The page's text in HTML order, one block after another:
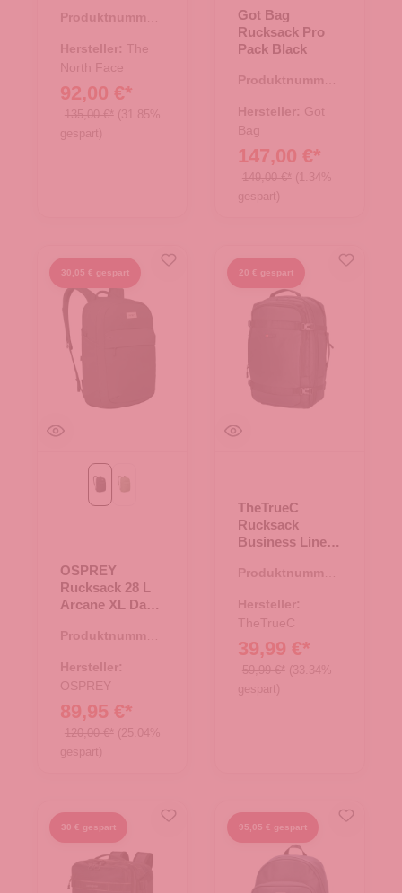
Produktnummer:
Hersteller: The
North Face
92,00 €*
135,00 €* (31.85%
gespart)
Got Bag
Rucksack Pro
Pack Black
Produktnummer:
Hersteller: Got
Bag
147,00 €*
149,00 €* (1.34%
gespart)
30,05 € gespart
Blackbotanica heather
OSPREY
Rucksack 28 L
Arcane XL Day
Produktnummer:
Hersteller:
OSPREY
89,95 €*
120,00 €* (25.04%
gespart)
20 € gespart
TheTrueC
Rucksack
Business Line -
Produktnummer:
Hersteller:
TheTrueC
39,99 €*
59,99 €* (33.34%
gespart)
30 € gespart 95,05 € gespart